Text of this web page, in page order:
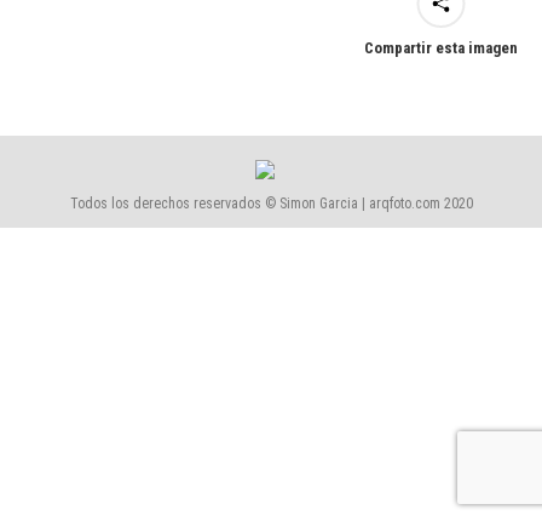
Compartir esta imagen
Todos los derechos reservados © Simon Garcia | arqfoto.com 2020